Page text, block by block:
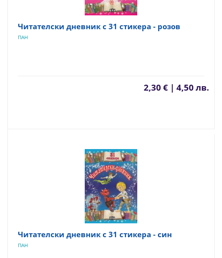
Читателски дневник с 31 стикера - розов
ПАН
2,30 € | 4,50 лв.
Читателски дневник с 31 стикера - син
ПАН